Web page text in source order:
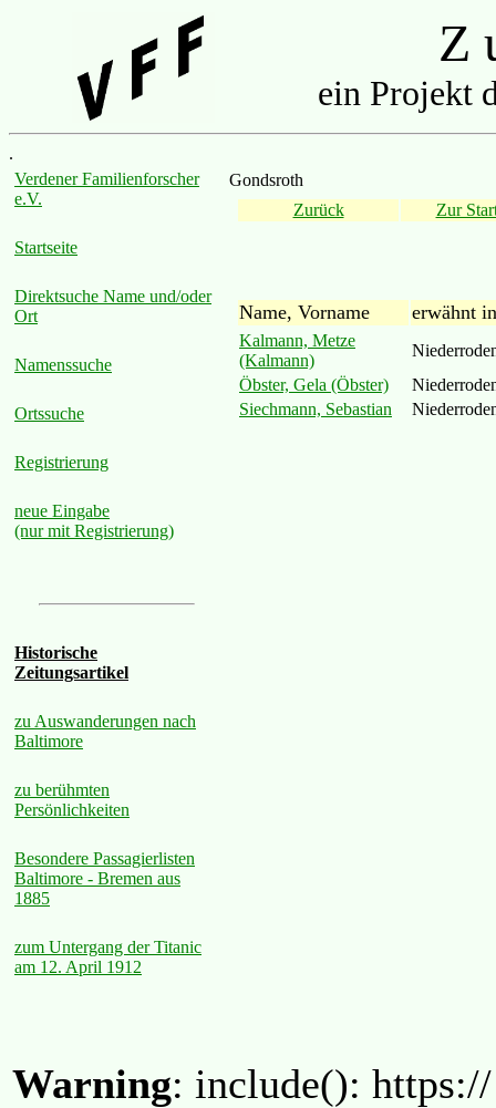
Z
ein Projekt
.
Verdener Familienforscher
e.V.
Startseite
Direktsuche Name und/oder
Ort
Namenssuche
Ortssuche
Registrierung
neue Eingabe
(nur mit Registrierung)
Historische
Zeitungsartikel
zu Auswanderungen nach
Baltimore
zu berühmten
Persönlichkeiten
Besondere Passagierlisten
Baltimore - Bremen aus
1885
zum Untergang der Titanic
am 12. April 1912
Gondsroth
Zurück
Zur
Name, Vorname erwähnt in
Kalmann, Metze
(Kalmann)
Öbster, Gela (Öbster)
Siechmann, Sebastian
Warning: include():